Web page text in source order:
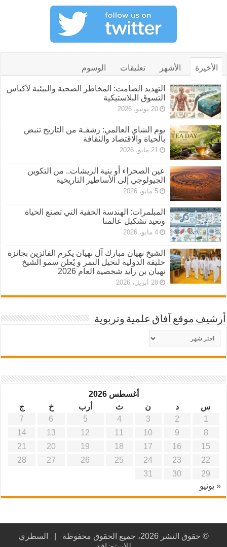
الأخيرة الأشهر تعليقات الوسوم
التهديد الصامت: المخاطر الصحية والبيئية لأكياس
التسوق البلاستيكية
20 يونيو، 2026
يوم الشاي العالمي: رشفـة من التاريخ تنبض
بالحياة والاقتصاد والثقافة
21 مايو، 2026
عين الصحراء أو بنية الريشات.. من التكوين
الجيولوجي إلى الأساطير التاريخية
5 مايو، 2026
المبلمرات: الهندسة الخفية التي تصنع الحياة
وتعيد تشكيل عالمنا
4 مايو، 2026
الشيخ نهيان مبارك آل نهيان يكرم الفائزين بجائزة
خليفة الدولية لنخيل التمر و يُعلن سمو الشيخ
نهيان بن زايد شخصية العام 2026
28 أبريل، 2026
أرشيف موقع آفاق علمية وتربوية
أرشيف
موقع
آفاق
أغسطس 2026
س
د ن ث أرب خ
ج
1
2
3
4
5
6
7
8
9
10
11
12
13
14
15
16
17
18
19
20
21
22
23
24
25
26
27
28
29
30
31
« يونيو
© حقوق النشر 2026، جميع الحقوق محفوظة |
السطري